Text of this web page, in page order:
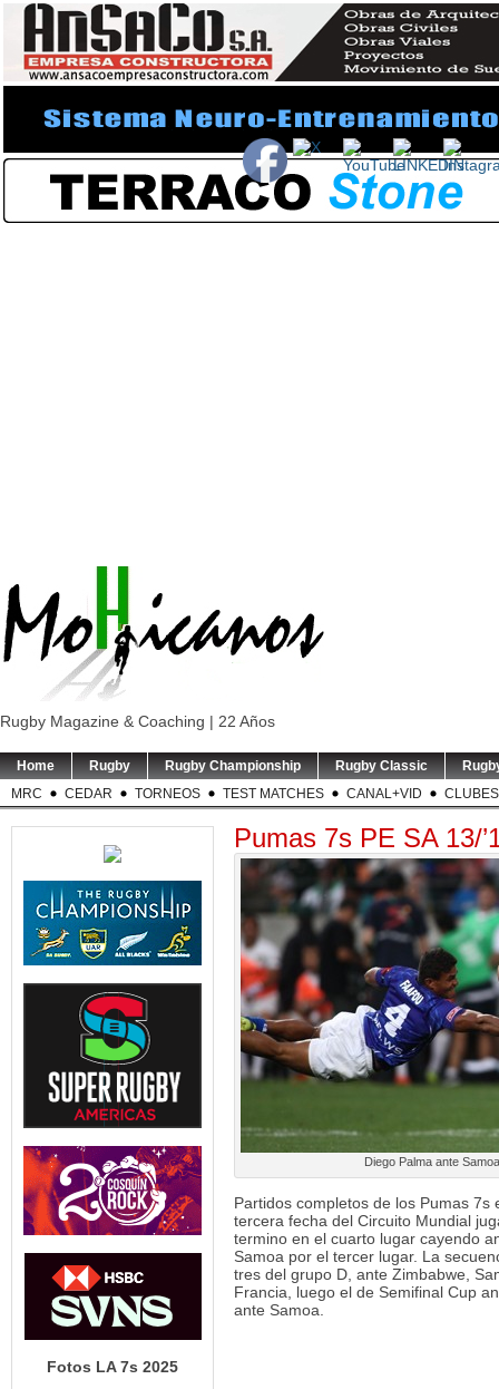
Rugby Magazine & Coaching | 22 Años
Home Rugby Rugby Championship Rugby Classic
MRC
CEDAR TORNEOS TEST MATCHES CANAL+VID CLUBES
Fotos LA 7s 2025
Pumas 7s PE SA 13/
Diego Palma ante
Partidos completos de los Pumas
tercera fecha del Circuito Mundial
termino en el cuarto lugar cayendo
Samoa por el tercer lugar. La
tres del grupo D, ante Zimbabwe,
Francia, luego el de Semifinal Cup
ante Samoa.